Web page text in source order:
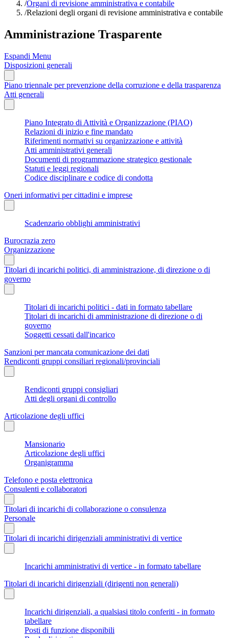
/Organi di revisione amministrativa e contabile
/Relazioni degli organi di revisione amministrativa e contabile
Amministrazione Trasparente
Espandi Menu
Disposizioni generali
Piano triennale per prevenzione della corruzione e della trasparenza
Atti generali
Piano Integrato di Attività e Organizzazione (PIAO)
Relazioni di inizio e fine mandato
Riferimenti normativi su organizzazione e attività
Atti amministrativi generali
Documenti di programmazione strategico gestionale
Statuti e leggi regionali
Codice disciplinare e codice di condotta
Oneri informativi per cittadini e imprese
Scadenzario obblighi amministrativi
Burocrazia zero
Organizzazione
Titolari di incarichi politici, di amministrazione, di direzione o di
governo
Titolari di incarichi politici - dati in formato tabellare
Titolari di incarichi di amministrazione di direzione o di
governo
Soggetti cessati dall'incarico
Sanzioni per mancata comunicazione dei dati
Rendiconti gruppi consiliari regionali/provinciali
Rendiconti gruppi consigliari
Atti degli organi di controllo
Articolazione degli uffici
Mansionario
Articolazione degli uffici
Organigramma
Telefono e posta elettronica
Consulenti e collaboratori
Titolari di incarichi di collaborazione o consulenza
Personale
Titolari di incarichi dirigenziali amministrativi di vertice
Incarichi amministrativi di vertice - in formato tabellare
Titolari di incarichi dirigenziali (dirigenti non generali)
Incarichi dirigenziali, a qualsiasi titolo conferiti - in formato
tabellare
Posti di funzione disponibili